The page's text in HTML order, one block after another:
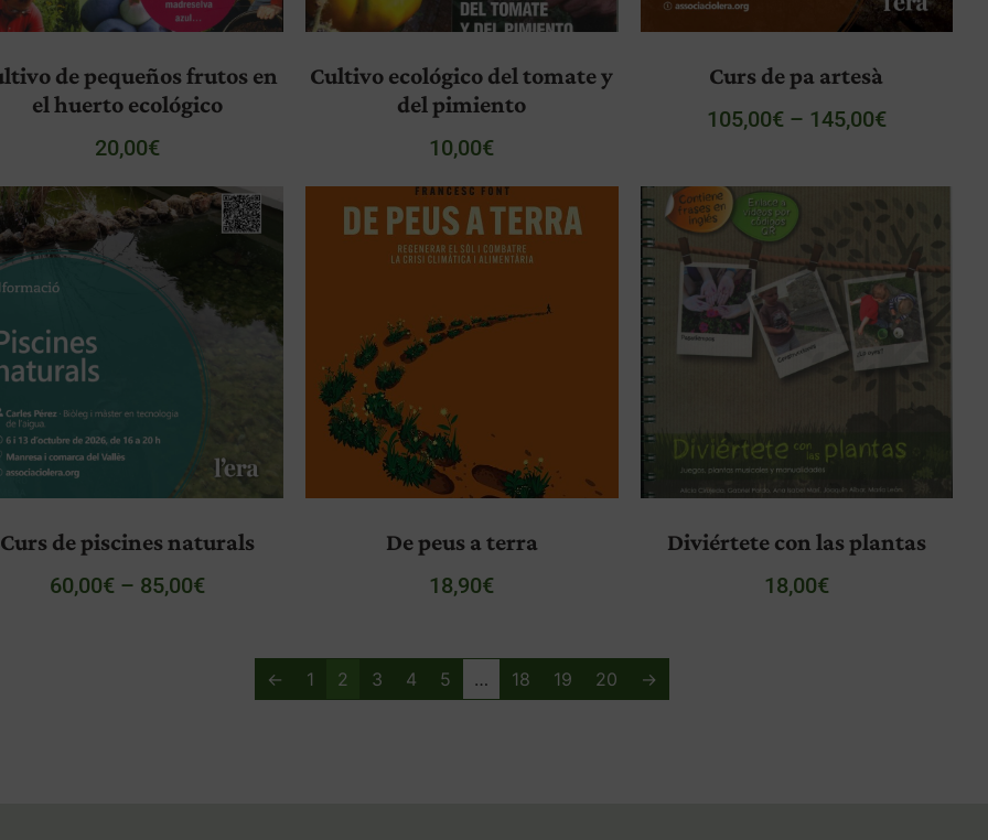
de pequeños frutos en
el huerto ecológico
20,00€
Cultivo ecológico del tomate y
del pimiento
10,00€
Curs de pa artesà
105,00€ – 145,00€
Curs de piscines naturals
60,00€ – 85,00€
De peus a terra
18,90€
Diviértete con las plantas
18,00€
← 1 2 3 4 5 … 18 19 20 →